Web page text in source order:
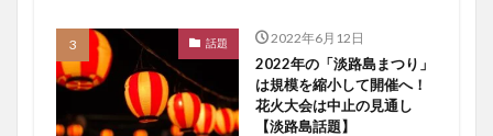
話題 2022年6月12日
2022年の「淡路島まつり」
は規模を縮小して開催へ！
花火大会は中止の見通し
【淡路島話題】